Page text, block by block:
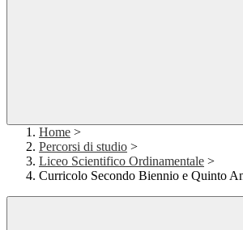
Home >
Percorsi di studio >
Liceo Scientifico Ordinamentale >
Curricolo Secondo Biennio e Quinto